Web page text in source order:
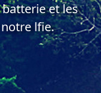
et les
lfie.